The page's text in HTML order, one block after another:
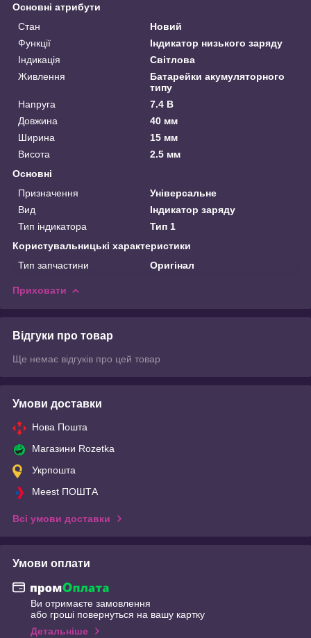
Основні атрибути
Стан
Новий
Функції
Індикатор низького заряду
Індикація
Світлова
Живлення
Батарейки акумуляторного
типу
Напруга
7.4 В
Довжина
40 мм
Ширина
15 мм
Висота
2.5 мм
Основні
Призначення
Універсальне
Вид
Індикатор заряду
Тип індикатора
Тип 1
Користувальницькі характеристики
Тип запчастини
Оригінал
Приховати
Відгуки про товар
Ще немає відгуків про цей товар
Умови доставки
Нова Пошта
Магазини Rozetka
Укрпошта
Meest ПОШТА
Всі умови доставки
Умови оплати
Ви отримаєте замовлення
або гроші повернуться на вашу картку
Детальніше